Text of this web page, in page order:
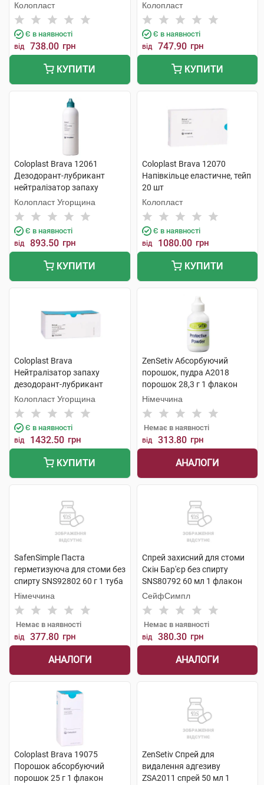
Колопласт
Є в наявності
від 738.00 грн
КУПИТИ
Колопласт
Є в наявності
від 747.90 грн
КУПИТИ
Coloplast Brava 12061
Дезодорант-лубрикант
нейтралізатор запаху
дезодорант 240 мл 1 флакон
Колопласт Угорщина
Є в наявності
від 893.50 грн
КУПИТИ
Coloplast Brava 12070
Напівкільце еластичне, тейп
20 шт
Колопласт
Є в наявності
від 1080.00 грн
КУПИТИ
Coloplast Brava
Нейтралізатор запаху
дезодорант-лубрикант
12060 дезодорант 7,5 мл 20
шт
Колопласт Угорщина
Є в наявності
від 1432.50 грн
КУПИТИ
ZenSetiv Абсорбуючий
порошок, пудра A2018
порошок 28,3 г 1 флакон
Німеччина
Немає в наявності
від 313.80 грн
АНАЛОГИ
SafenSimple Паста
герметизуюча для стоми без
спирту SNS92802 60 г 1 туба
Німеччина
Немає в наявності
від 377.80 грн
АНАЛОГИ
Спрей захисний для стоми
Скін Бар'єр без спирту
SNS80792 60 мл 1 флакон
СейфСимпл
Немає в наявності
від 380.30 грн
АНАЛОГИ
Coloplast Brava 19075
Порошок абсорбуючий
порошок 25 г 1 флакон
ZenSetiv Спрей для
видалення адгезиву
ZSA2011 спрей 50 мл 1